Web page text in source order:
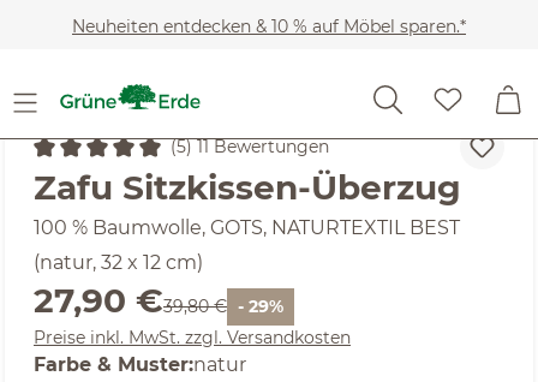
Zum Hauptinhalt springen
Neuheiten entdecken & 10 % auf Möbel sparen.*
Wohnaccessoires Yoga- & Meditationskissen
Durchschnittliche Bewertung von 5 von 5 Sternen
(5) 11 Bewertungen
Zafu Sitzkissen-Überzug
100 % Baumwolle, GOTS, NATURTEXTIL BEST
(natur, 32 x 12 cm)
Verkaufspreis:
27,90 €Regulärer Preis:
39,80 € - 29%
Preise inkl. MwSt. zzgl. Versandkosten
Farbe & Musterauswählen
:natur